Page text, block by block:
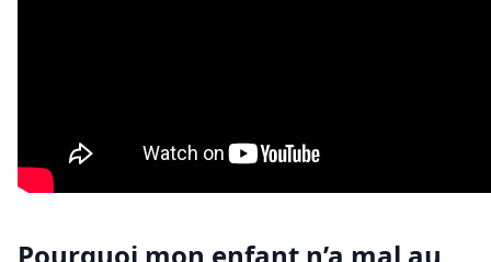
Pourquoi mon enfant n’a mal au